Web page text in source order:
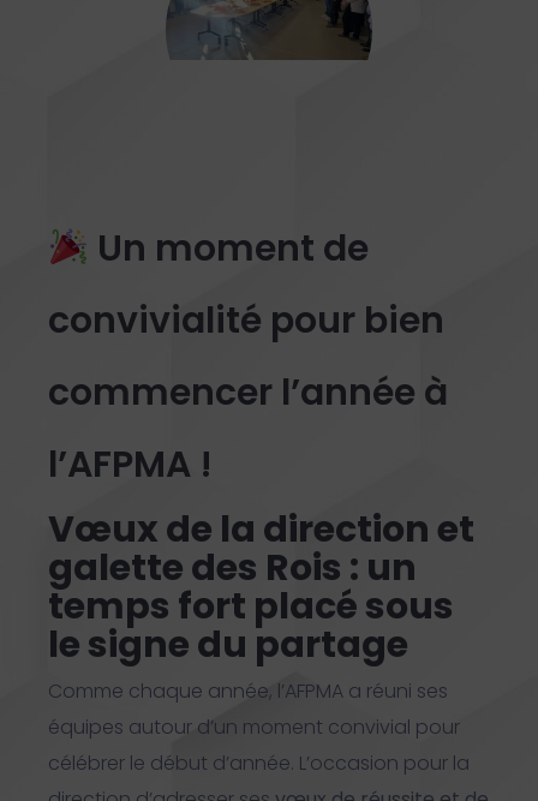
Un moment de
convivialité pour bien
commencer l’année à
l’AFPMA !
Vœux de la direction et
galette des Rois : un
temps fort placé sous
le signe du partage
Comme chaque année, l’AFPMA a réuni ses
équipes autour d’un moment convivial pour
célébrer le début d’année. L’occasion pour la